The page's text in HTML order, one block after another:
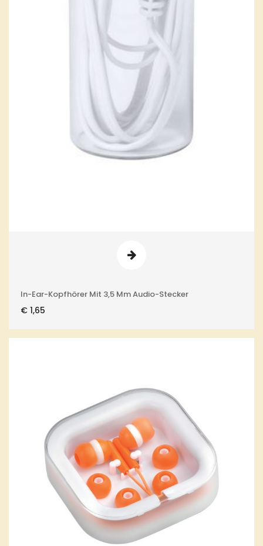
In-Ear-Kopfhörer Mit 3,5 Mm Audio-Stecker
€ 1,65